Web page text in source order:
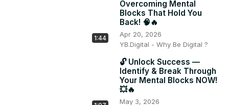
1:44
Overcoming Mental
Blocks That Hold You
Back! 🧠🔥
Apr 20, 2026
YB.Digital - Why Be Digital ?
🔓 Unlock Success —
Identify & Break Through
Your Mental Blocks NOW!
💥🔥
May 3, 2026